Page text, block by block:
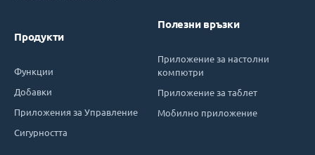
Продукти
Функции
Добавки
Приложения за Управление
Сигурността
Полезни връзки
Приложение за настолни
компютри
Приложение за таблет
Мобилно приложение